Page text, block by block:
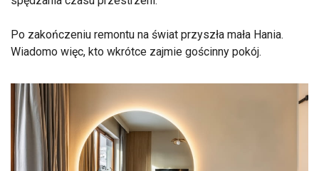
Po zakończeniu remontu na świat przyszła mała Hania.
Wiadomo więc, kto wkrótce zajmie gościnny pokój.